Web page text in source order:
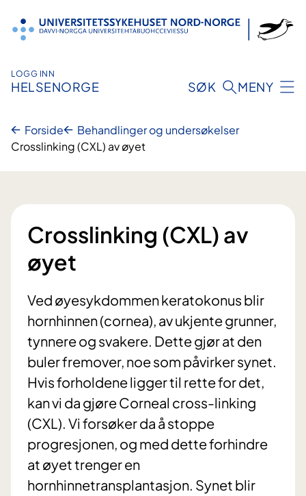
innhold
LOGG INN
HELSENORGE SØK MENY
Forside
Behandlinger og undersøkelser
Crosslinking (CXL) av øyet
Crosslinking (CXL) av
øyet
Ved øyesykdommen keratokonus blir
hornhinnen (cornea), av ukjente grunner,
tynnere og svakere. Dette gjør at den
buler fremover, noe som påvirker synet.
Hvis forholdene ligger til rette for det,
kan vi da gjøre Corneal cross-linking
(CXL). Vi forsøker da å stoppe
progresjonen, og med dette forhindre
at øyet trenger en
hornhinnetransplantasjon. Synet blir